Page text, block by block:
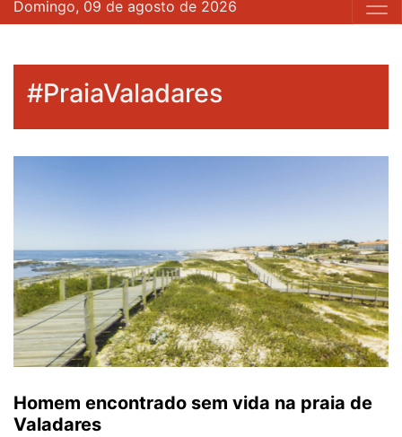
Domingo, 09 de agosto de 2026
#PraiaValadares
Homem encontrado sem vida na praia de
Valadares